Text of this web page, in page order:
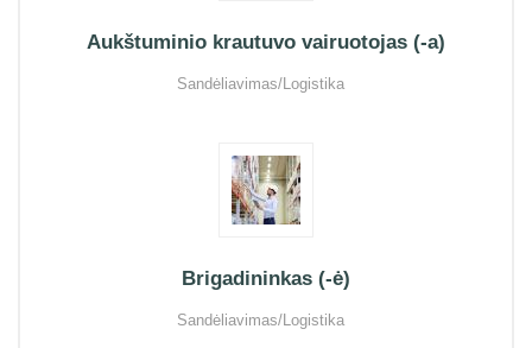
Aukštuminio krautuvo vairuotojas (-a)
Sandėliavimas/Logistika
Brigadininkas (-ė)
Sandėliavimas/Logistika